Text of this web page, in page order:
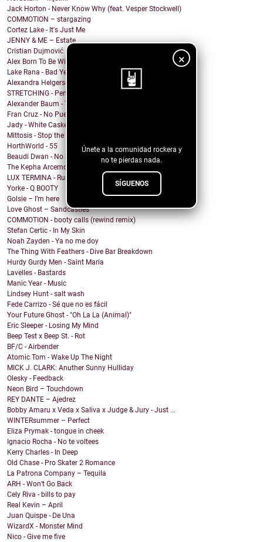
×
Únete a la comunidad rockera y
no te pierdas nada.
SÍGUENOS
Jack Horton - Never Know Why (feat. Vesper Stockwell)
COMMOTION – stargazing
Cortez Lake - It's Just Me
JENNY & ME – Estate
Cristian Dujmović – Fin de un mundo
Alex Born To Be Wild - Nice Girls
Lake Rana - Bad Year
Alexandra Helgerson - We're Never Going Out
STRETCHING - Pencil Me In
Alexander Baum - Träume
Fran Cruz - No Puedo
Jady - White Casket
Mittosis - Stop the questions
HorthWorld - 55
Beaudi Dwan - No Sense To Me
The Kepha Arcemont Experiment - Southern Boy
LUX TERMINA - Run Rabbit Run
Yorke - Q BOOTY
Golsie – I’m here
Love Ghost – Sandcastles
COMMOTION - booty calls (rewind remix)
Stefan Certic - In My Skin
Noah Zayden - Ya no me doy
The Thing With Feathers - Dive Bar Breakdown
Hurdy Gurdy Men - Saint Maria
Lavelles - Bastards
Manic Year - Music
Lindsey Hunt - salt wash
Fede Carrizo - Sé que no es fácil
Your Future Ghost - "Oh La La (Animal)"
Eric Sleeper - Losing My Mind
Beep Test x Beep St. - Rot
BF/C - Airbender
Atomic Tom - Wake Up The Night
MICK J. CLARK: Anuther Sunny Hulliday
Olesky - Feedback
Neon Bird – Touchdown
REY DANTE – Ajedrez
Bobby Amaru x Veda x Saliva x Judge & Jury - Just ...
WINTERsummer – Perfect
Eliza Prymak - tongue in cheek
Ignacio Rocha - No te voltees
Kerry Charles - In Deep
Old Chase - Pro Skater 2 Romance
La Patrona Company – Tequila
ARH - Won’t Go Back
Cely Riva - bills to pay
Real Kevin – April
Juan Quispe - De Una
WizardX - Monster Mind
Nico - Give me five